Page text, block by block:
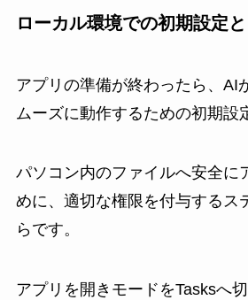
ローカル環境での初期設定
アプリの準備が終わったら、AI
ムーズに動作するための初期設
パソコン内のファイルへ安全に
めに、適切な権限を付与するス
らです。
アプリを開きモードをTasksへ切